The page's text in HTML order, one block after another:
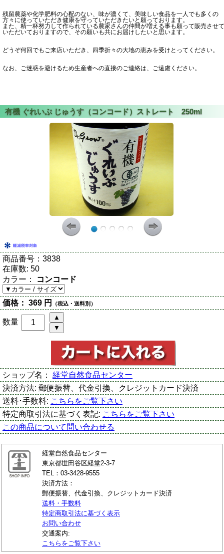
残留農薬や化学肥料の心配のない、味が濃くて、美味しい食品を一人でも多くの
方々に使っていただき健康を守っていただきたいと願っております。
また、精一杯努力して作られている農家さんの仲間が増える事も願って販売させて
いただいておりますので、その願いも共にお届けしたいと思います。
どうぞ何回でもご来店いただき、四季折々の大地の恵みを受けとってください。
なお、ご迷惑を避けるため生産者への直接のご連絡は、ご遠慮ください。
商品番号： 3838
在庫数: 50
カラー： コンコード
価格： 369 円 （税込・送料別）
数量
ショップ名： 経堂自然食品センター
決済方法: 郵便振替、代金引換、クレジットカード決済
送料･手数料: こちらをご覧下さい
特定商取引法に基づく表記: こちらをご覧下さい
この商品について問い合わせる
経堂自然食品センター
東京都世田谷区経堂2-3-7
TEL：03-3428-9555
決済方法：
郵便振替、代金引換、クレジットカード決済
送料・手数料
特定商取引法に基づく表示
お問い合わせ
交通案内:
こちらをご覧下さい